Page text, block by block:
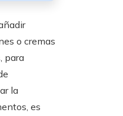
o cremas
para
la
es